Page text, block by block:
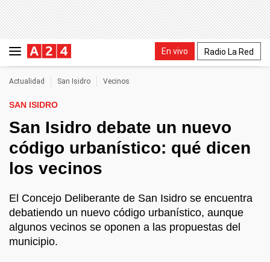
En vivo Radio La Red
Actualidad San Isidro Vecinos
SAN ISIDRO
San Isidro debate un nuevo
código urbanístico: qué dicen
los vecinos
El Concejo Deliberante de San Isidro se encuentra
debatiendo un nuevo código urbanístico, aunque
algunos vecinos se oponen a las propuestas del
municipio.